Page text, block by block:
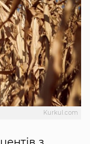
Kurkul.com